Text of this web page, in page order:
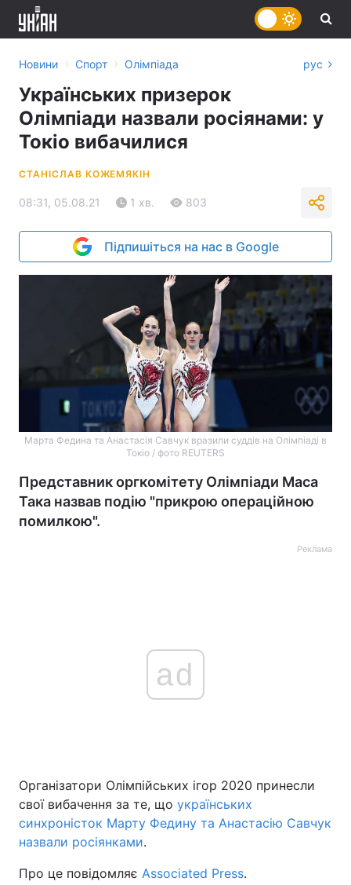
Україна Політика
Економіка
Спорт Наука
Новини › Спорт › Олімпіада рус
Українських призерок
Олімпіади назвали росіянами: у
Токіо вибачилися
СТАНІСЛАВ КОЖЕМЯКІН
08:31, 05.08.21 1 хв. 803
Підпишіться на нас в Google
Марта Федина та Анастасія Савчук вразили суддів на Олімпіаді в
Токіо / фото REUTERS
Представник оргкомітету Олімпіади Маса
Така назвав подію "прикрою операційною
помилкою".
Реклама
ad
Організатори Олімпійських ігор 2020 принесли
свої вибачення за те, що українських
синхроністок Марту Федину та Анастасію Савчук
назвали росіянками.
Про це повідомляє Associated Press.